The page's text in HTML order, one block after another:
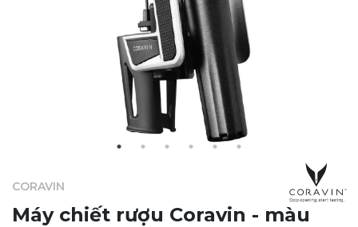
CORAVIN
Máy chiết rượu Coravin - màu